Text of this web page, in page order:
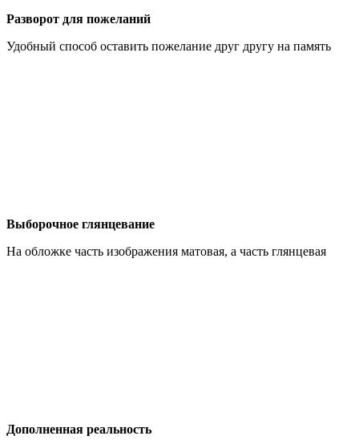
Разворот для пожеланий
Удобный способ оставить пожелание друг другу на память
Выборочное глянцевание
На обложке часть изображения матовая, а часть глянцевая
Дополненная реальность